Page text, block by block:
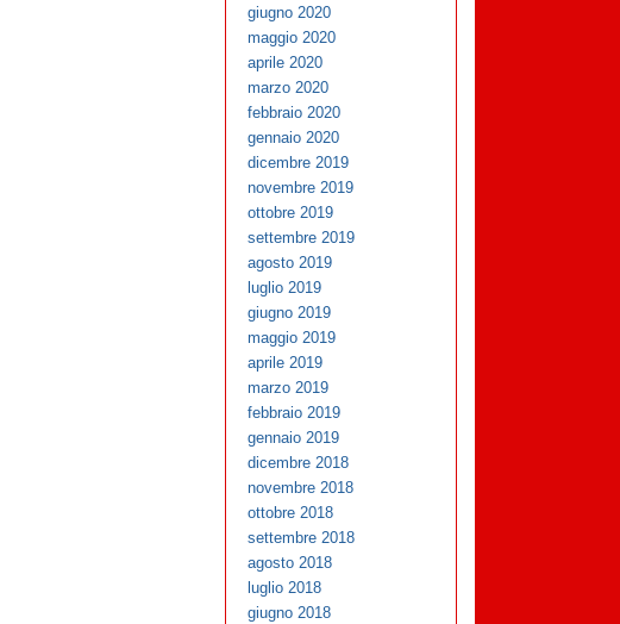
giugno 2020
maggio 2020
aprile 2020
marzo 2020
febbraio 2020
gennaio 2020
dicembre 2019
novembre 2019
ottobre 2019
settembre 2019
agosto 2019
luglio 2019
giugno 2019
maggio 2019
aprile 2019
marzo 2019
febbraio 2019
gennaio 2019
dicembre 2018
novembre 2018
ottobre 2018
settembre 2018
agosto 2018
luglio 2018
giugno 2018